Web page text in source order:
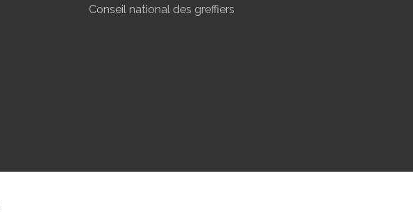
Conseil national des greffiers